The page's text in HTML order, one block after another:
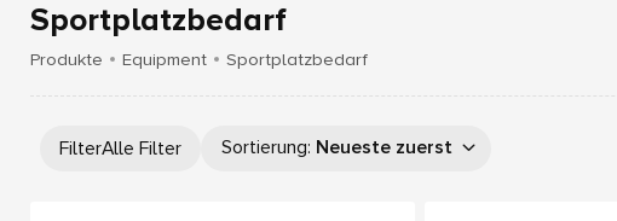
Sportplatzbedarf
Produkte Equipment Sportplatzbedarf
FilterAlle Filter Sortierung: Neueste zuerst